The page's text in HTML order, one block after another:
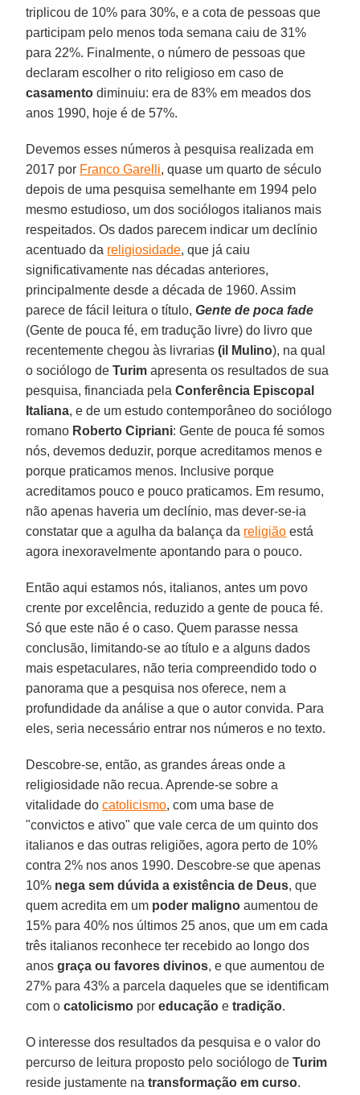
triplicou de 10% para 30%, e a cota de pessoas que
participam pelo menos toda semana caiu de 31%
para 22%. Finalmente, o número de pessoas que
declaram escolher o rito religioso em caso de
casamento diminuiu: era de 83% em meados dos
anos 1990, hoje é de 57%.
Devemos esses números à pesquisa realizada em
2017 por Franco Garelli, quase um quarto de século
depois de uma pesquisa semelhante em 1994 pelo
mesmo estudioso, um dos sociólogos italianos mais
respeitados. Os dados parecem indicar um declínio
acentuado da religiosidade, que já caiu
significativamente nas décadas anteriores,
principalmente desde a década de 1960. Assim
parece de fácil leitura o título,Gente de poca fade
(Gente de pouca fé, em tradução livre) do livro que
recentemente chegou às livrarias(il Mulino), na qual
o sociólogo deTurim apresenta os resultados de sua
pesquisa, financiada pelaConferência Episcopal
Italiana, e de um estudo contemporâneo do sociólogo
romano Roberto Cipriani: Gente de pouca fé somos
nós, devemos deduzir, porque acreditamos menos e
porque praticamos menos. Inclusive porque
acreditamos pouco e pouco praticamos. Em resumo,
não apenas haveria um declínio, mas dever-se-ia
constatar que a agulha da balança da religião está
agora inexoravelmente apontando para o pouco.
Então aqui estamos nós, italianos, antes um povo
crente por excelência, reduzido a gente de pouca fé.
Só que este não é o caso. Quem parasse nessa
conclusão, limitando-se ao título e a alguns dados
mais espetaculares, não teria compreendido todo o
panorama que a pesquisa nos oferece, nem a
profundidade da análise a que o autor convida. Para
eles, seria necessário entrar nos números e no texto.
Descobre-se, então, as grandes áreas onde a
religiosidade não recua. Aprende-se sobre a
vitalidade docatolicismo, com uma base de
"convictos e ativo" que vale cerca de um quinto dos
italianos e das outras religiões, agora perto de 10%
contra 2% nos anos 1990. Descobre-se que apenas
10% nega sem dúvida a existência de Deus, que
quem acredita em um poder maligno aumentou de
15% para 40% nos últimos 25 anos, que um em cada
três italianos reconhece ter recebido ao longo dos
anosgraça ou favores divinos, e que aumentou de
27% para 43% a parcela daqueles que se identificam
com ocatolicismo poreducação etradição.
O interesse dos resultados da pesquisa e o valor do
percurso de leitura proposto pelo sociólogo deTurim
reside justamente natransformação em curso.